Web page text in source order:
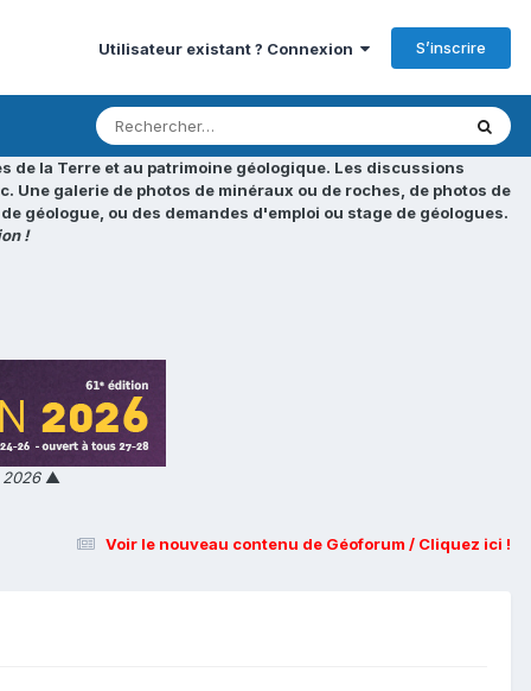
Utilisateur existant ? Connexion S’inscrire
de la Terre et au patrimoine géologique. Les discussions
galerie de photos de minéraux ou de roches, de photos de
géologue, ou des demandes d'emploi ou stage de géologues.
!
▲
Voir le nouveau contenu de Géoforum / Cliquez ici !